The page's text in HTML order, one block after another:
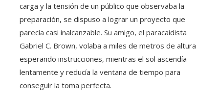
carga y la tensión de un público que observaba la
preparación, se dispuso a lograr un proyecto que
parecía casi inalcanzable. Su amigo, el paracaidista
Gabriel C. Brown, volaba a miles de metros de altura
esperando instrucciones, mientras el sol ascendía
lentamente y reducía la ventana de tiempo para
conseguir la toma perfecta.